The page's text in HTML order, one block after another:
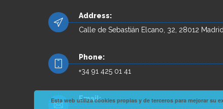
Address:
Calle de Sebastián Elcano, 32, 28012 Madrid
Phone:
+34 91 425 01 41
Email:
Esta web utiliza cookies propias y de terceros para mejorar su